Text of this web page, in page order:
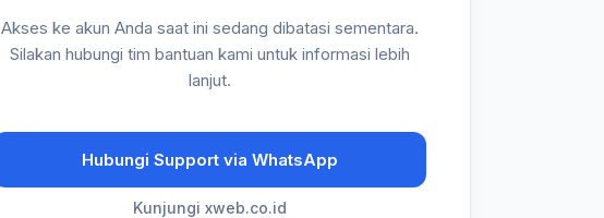
Akses ke akun Anda saat ini sedang dibatasi sementara.
Silakan hubungi tim bantuan kami untuk informasi lebih
lanjut.
Hubungi Support via WhatsApp
Kunjungi xweb.co.id